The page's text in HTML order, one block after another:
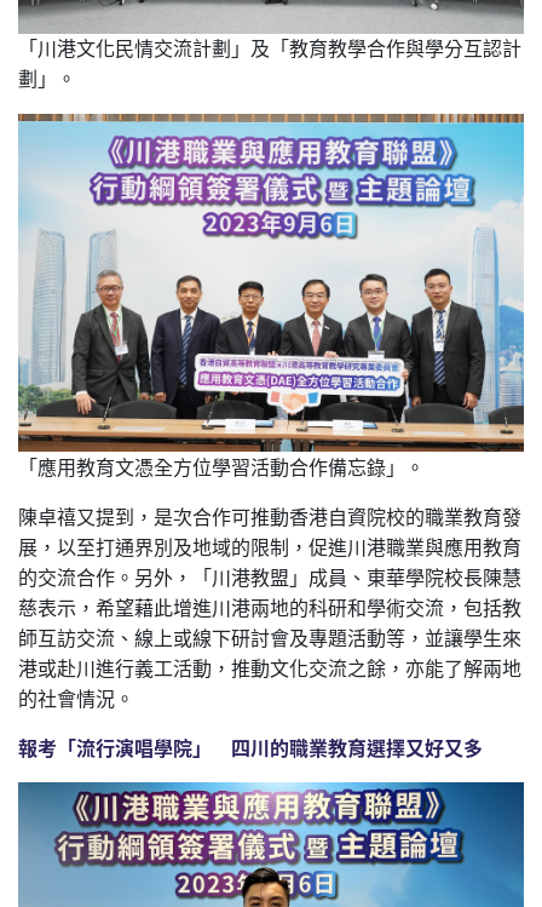
「川港文化民情交流計劃」及「教育教學合作與學分互認計
劃」。
「應用教育文憑全方位學習活動合作備忘錄」。
陳卓禧又提到，是次合作可推動香港自資院校的職業教育發
展，以至打通界別及地域的限制，促進川港職業與應用教育
的交流合作。另外，「川港教盟」成員、東華學院校長陳慧
慈表示，希望藉此增進川港兩地的科研和學術交流，包括教
師互訪交流、線上或線下研討會及專題活動等，並讓學生來
港或赴川進行義工活動，推動文化交流之餘，亦能了解兩地
的社會情況。
報考「流行演唱學院」 四川的職業教育選擇又好又多